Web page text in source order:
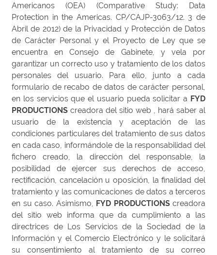
Americanos (OEA) (Comparative Study: Data
Protection in the Americas. CP/CAJP-3063/12. 3 de
Abril de 2012) de la Privacidad y Protección de Datos
de Carácter Personal y el Proyecto de Ley que se
encuentra en Consejo de Gabinete, y vela por
garantizar un correcto uso y tratamiento de los datos
personales del usuario. Para ello, junto a cada
formulario de recabo de datos de carácter personal,
en los servicios que el usuario pueda solicitar a FYD
PRODUCTIONS creadora del sitio web , hará saber al
usuario de la existencia y aceptación de las
condiciones particulares del tratamiento de sus datos
en cada caso, informándole de la responsabilidad del
fichero creado, la dirección del responsable, la
posibilidad de ejercer sus derechos de acceso,
rectificación, cancelación u oposición, la finalidad del
tratamiento y las comunicaciones de datos a terceros
en su caso. Asimismo, FYD PRODUCTIONS creadora
del sitio web informa que da cumplimiento a las
directrices de Los Servicios de la Sociedad de la
Información y el Comercio Electrónico y le solicitará
su consentimiento al tratamiento de su correo